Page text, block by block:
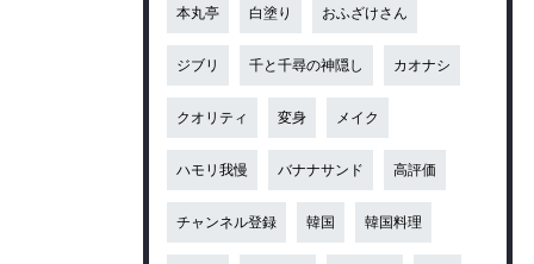
本丸亭 白塗り おふざけさん
ジブリ 千と千尋の神隠し カオナシ
クオリティ 変身 メイク
ハモリ我慢 バナナサンド 高評価
チャンネル登録 韓国 韓国料理